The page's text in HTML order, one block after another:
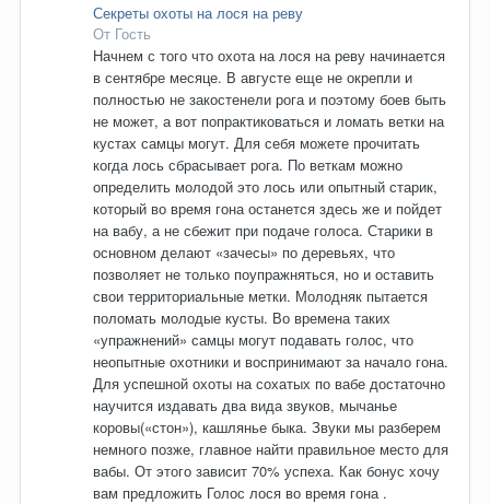
Секреты охоты на лося на реву
От Гость
Начнем с того что охота на лося на реву начинается
в сентябре месяце. В августе еще не окрепли и
полностью не закостенели рога и поэтому боев быть
не может, а вот попрактиковаться и ломать ветки на
кустах самцы могут. Для себя можете прочитать
когда лось сбрасывает рога. По веткам можно
определить молодой это лось или опытный старик,
который во время гона останется здесь же и пойдет
на вабу, а не сбежит при подаче голоса. Старики в
основном делают «зачесы» по деревьях, что
позволяет не только поупражняться, но и оставить
свои территориальные метки. Молодняк пытается
поломать молодые кусты. Во времена таких
«упражнений» самцы могут подавать голос, что
неопытные охотники и воспринимают за начало гона.
Для успешной охоты на сохатых по вабе достаточно
научится издавать два вида звуков, мычанье
коровы(«стон»), кашлянье быка. Звуки мы разберем
немного позже, главное найти правильное место для
вабы. От этого зависит 70% успеха. Как бонус хочу
вам предложить Голос лося во время гона .